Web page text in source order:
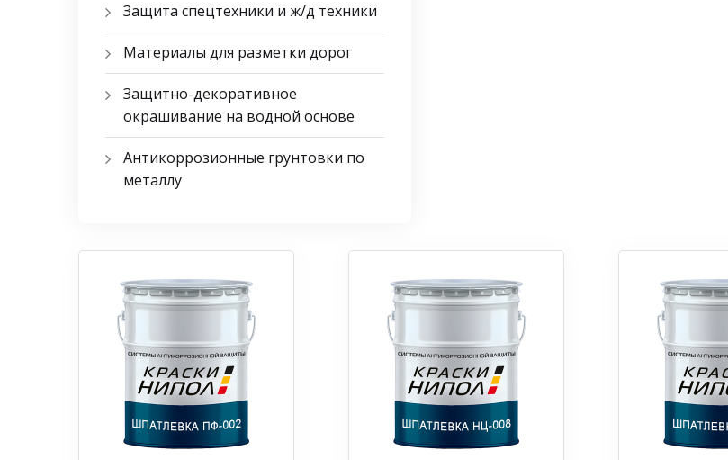
Защита спецтехники и ж/д техники
Материалы для разметки дорог
Защитно-декоративное
окрашивание на водной основе
Антикоррозионные грунтовки по
металлу